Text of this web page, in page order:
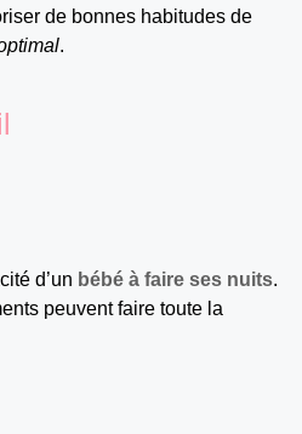
de bonnes habitudes de
.
d’un bébé à faire ses nuits.
peuvent faire toute la